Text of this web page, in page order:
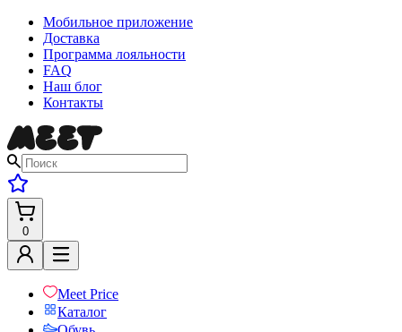
Мобильное приложение
Доставка
Программа лояльности
FAQ
Наш блог
Контакты
0
Meet Price
Каталог